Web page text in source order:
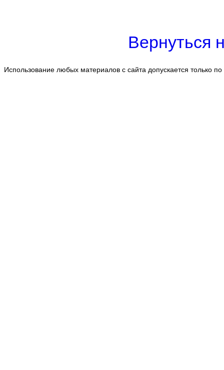
Вернуться
Использование любых материалов с сайта допускается только